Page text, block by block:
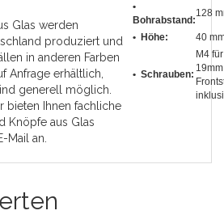
Glas werden
produziert und
in anderen Farben
Anfrage erhältlich,
generell möglich.
bieten Ihnen fachliche
Knöpfe aus Glas
Mail an.
•
Bohrabstand :
128
• Höhe: 40
• Schrauben:
M4 für
19mm